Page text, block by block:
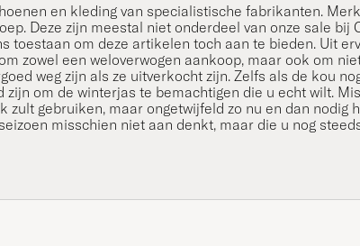
en kleding van specialistische fabrikanten.
Deze zijn meestal niet onderdeel van onze sale bij
toestaan ​​om deze artikelen toch aan te bieden. Uit
zowel een weloverwogen aankoop, maar ook om
weg zijn als ze uitverkocht zijn. Zelfs als de kou
om de winterjas te bemachtigen die u echt wilt.
zult gebruiken, maar ongetwijfeld zo nu en dan nodig
misschien niet aan denkt, maar die u nog